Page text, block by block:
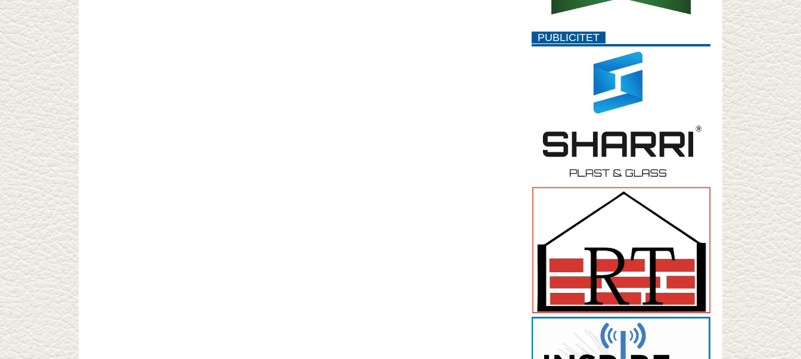
PUBLICITET